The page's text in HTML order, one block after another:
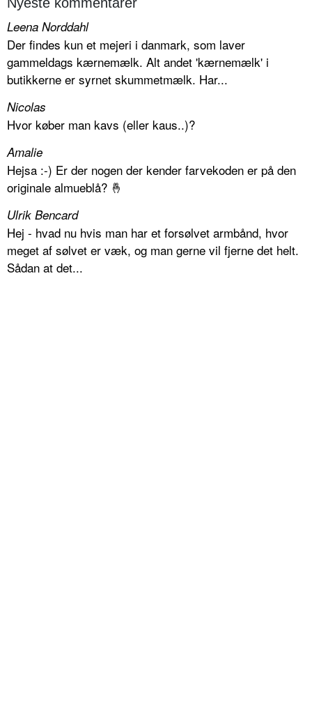
Nyeste kommentarer
Leena Norddahl
Der findes kun et mejeri i danmark, som laver
gammeldags kærnemælk. Alt andet 'kærnemælk' i
butikkerne er syrnet skummetmælk. Har...
Nicolas
Hvor køber man kavs (eller kaus..)?
Amalie
Hejsa :-) Er der nogen der kender farvekoden er på den
originale almueblå? 🤞
Ulrik Bencard
Hej - hvad nu hvis man har et forsølvet armbånd, hvor
meget af sølvet er væk, og man gerne vil fjerne det helt.
Sådan at det...